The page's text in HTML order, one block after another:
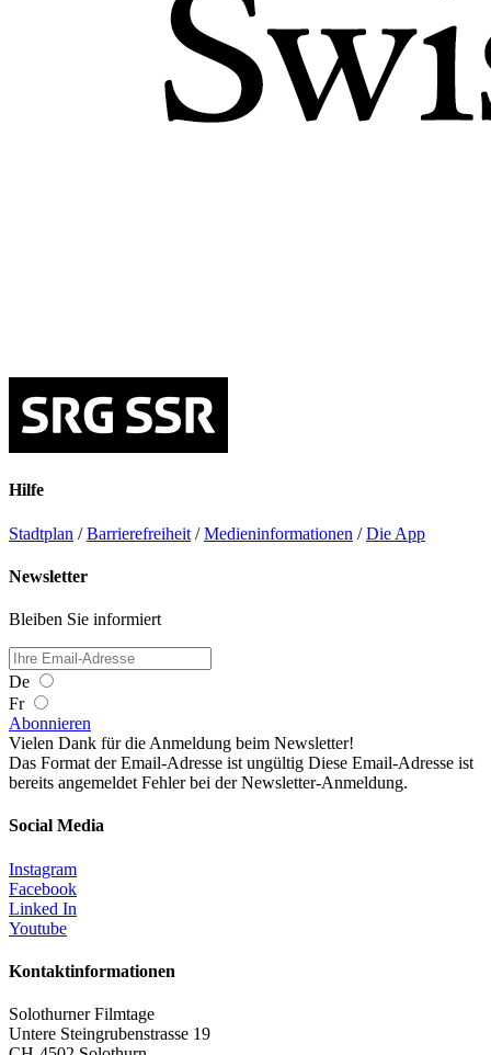
Hilfe
Stadtplan /Barrierefreiheit /Medieninformationen /Die App
Newsletter
Bleiben Sie informiert
De
Fr
Abonnieren
Vielen Dank für die Anmeldung beim Newsletter!
Das Format der Email-Adresse ist ungültig Diese Email-Adresse ist
bereits angemeldet Fehler bei der Newsletter-Anmeldung.
Social Media
Instagram
Facebook
Linked In
Youtube
Kontaktinformationen
Solothurner Filmtage
Untere Steingrubenstrasse 19